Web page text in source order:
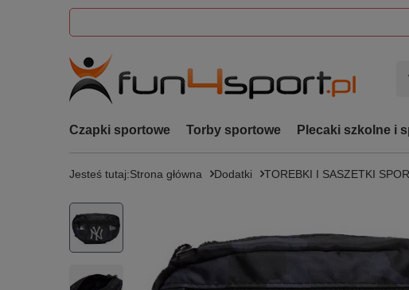
Czapki sportowe Torby sportowe Plecaki szkolne i
Jesteś tutaj:Strona główna Dodatki TOREBKI I SASZETKI